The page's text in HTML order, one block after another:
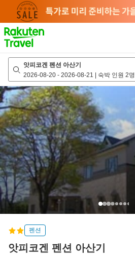
page
앗피코겐 펜션 아산기
2026-08-20 - 2026-08-21 | 숙박 인원 2명
펜션
앗피코겐 펜션 아산기